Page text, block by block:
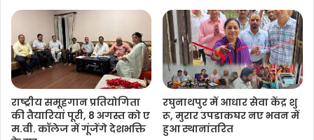
राष्ट्रीय समूहगान प्रतियोगिता
की तैयारियां पूरी, 8 अगस्त को ए
म.वी. कॉलेज में गूंजेंगे देशभक्ति
रघुनाथपुर में आधार सेवा केंद्र शु
रू, मुरार उपडाकघर नए भवन में
हुआ स्थानांतरित